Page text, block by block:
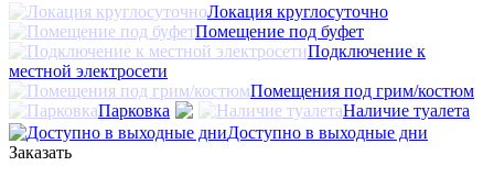
Локация круглосуточно
Помещение под буфет
Подключение к
местной электросети
Помещения под грим/костюм
Парковка
Наличие туалета
Доступно в выходные дни
Заказать